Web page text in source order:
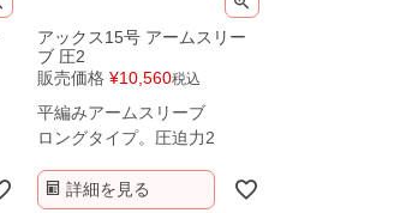
アックス15号 アームスリー
ブ 圧2
販売価格 ¥10,560税込
平編みアームスリーブ
ロングタイプ。圧迫力2
詳細を見る